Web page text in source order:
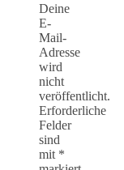
Deine
E-
Mail-
Adresse
wird
nicht
veröffentlicht.
Erforderliche
Felder
sind
mit *